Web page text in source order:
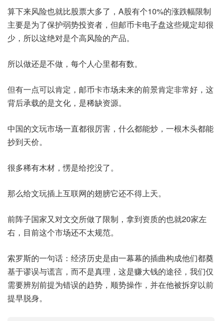
算下来风险也就比股票大多了，A股有个10%的涨跌幅限制
主要是为了保护弱势投资者，但邮币卡电子盘这些规定却很
少，所以这绝对是个高风险的产品。
所以做还是不做，每个人心里都有数。
但有一点可以肯定，邮币卡市场未来的前景肯定非常好，这
背后承载的是文化，是稀缺资源。
中国的文玩市场一直都很厉害，什么都能炒，一根木头都能
抄到天价。
很多稀有木材，愣是给挖没了。
那么给文玩插上互联网的翅膀它还不得上天。
前阵子国家又对文交所做了限制，拿到资质的也就20家左
右，目前这个市场还不太规范。
索罗斯的一句话：经济历史是由一幕幕的插曲构成他们都奠
基于谬误与谎言，而不是真理，这是赚大钱的途径，我们仅
需要辨别前提为错误的趋势，顺势操作，并在他被拆穿以前
提早脱身。